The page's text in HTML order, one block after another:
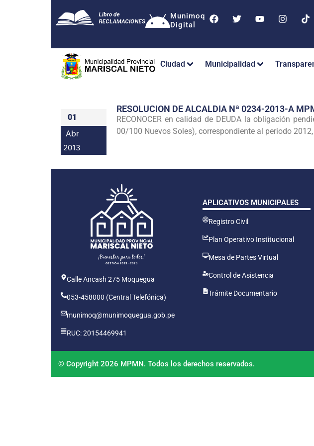
Munimoq
Digital
Ciudad Municipalidad
01
Abr
2013
RESOLUCION DE ALCALDIA Nª 0234-2013-A
RECONOCER en calidad de DEUDA la obligación
00/100 Nuevos Soles), correspondiente al periodo
Calle Ancash 275 Moquegua
053-458000 (Central Telefónica)
munimoq@munimoquegua.gob.pe
RUC: 20154469941
APLICATIVOS MUNICIPALES
Registro Civil
Plan Operativo Institucional
Mesa de Partes Virtual
Control de Asistencia
Trámite Documentario
© Copyright 2026 MPMN. Todos los derechos reservados.